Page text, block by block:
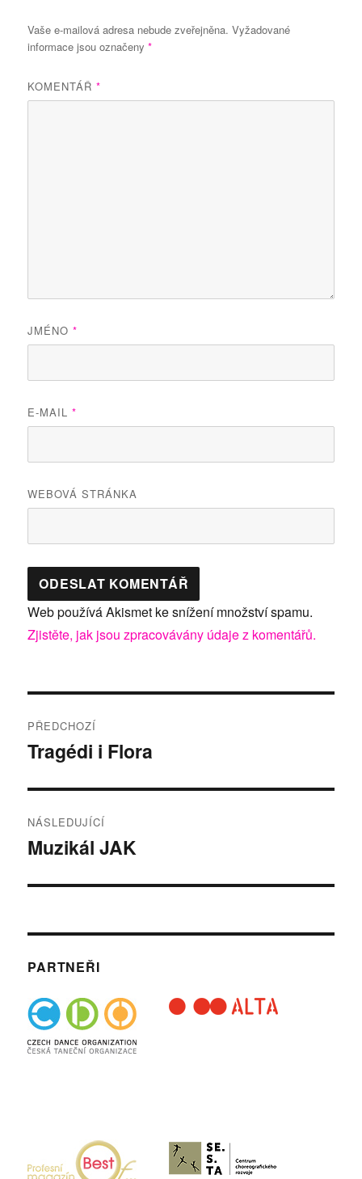
Vaše e-mailová adresa nebude zveřejněna. Vyžadované
informace jsou označeny*
KOMENTÁŘ*
JMÉNO*
E-MAIL*
WEBOVÁ STRÁNKA
Web používá Akismet ke snížení množství spamu.
Zjistěte, jak jsou zpracovávány údaje z komentářů.
pro
PŘEDCHOZÍ
Předchozí
Tragédi i Flora
NÁSLEDUJÍCÍ
Následující
Muzikál JAK
PARTNEŘI